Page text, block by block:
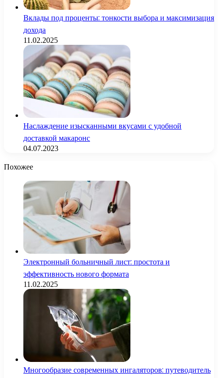
Вклады под проценты: тонкости выбора и максимизация
дохода
11.02.2025
Наслаждение изысканными вкусами с удобной
доставкой макаронс
04.07.2023
Похожее
Электронный больничный лист: простота и
эффективность нового формата
11.02.2025
Многообразие современных ингаляторов: путеводитель